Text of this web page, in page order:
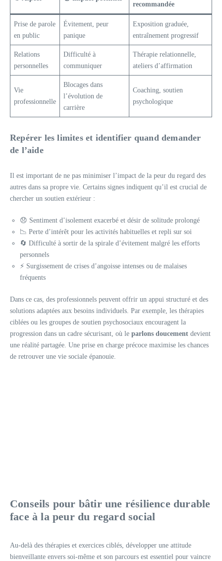
recommandée
Prise de parole
en public
Évitement, peur
panique
Exposition graduée,
entraînement progressif
Relations
personnelles
Difficulté à
communiquer
Thérapie relationnelle,
ateliers d’affirmation
Vie
professionnelle
Blocages dans
l’évolution de
carrière
Coaching, soutien
psychologique
Repérer les limites et identifier quand demander
de l’aide
Il est important de ne pas minimiser l’impact de la peur du regard des
autres dans sa propre vie. Certains signes indiquent qu’il est crucial de
chercher un soutien extérieur :
😞 Sentiment d’isolement exacerbé et désir de solitude prolongé
📉 Perte d’intérêt pour les activités habituelles et repli sur soi
🔄 Difficulté à sortir de la spirale d’évitement malgré les efforts
personnels
⚡ Surgissement de crises d’angoisse intenses ou de malaises
fréquents
Dans ce cas, des professionnels peuvent offrir un appui structuré et des
solutions adaptées aux besoins individuels. Par exemple, les thérapies
ciblées ou les groupes de soutien psychosociaux encouragent la
progression dans un cadre sécurisant, où le parlons doucement devient
une réalité partagée. Une prise en charge précoce maximise les chances
de retrouver une vie sociale épanouie.
Conseils pour bâtir une résilience durable
face à la peur du regard social
Au-delà des thérapies et exercices ciblés, développer une attitude
bienveillante envers soi-même et son parcours est essentiel pour vaincre